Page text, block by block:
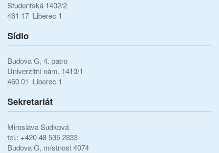
Studentská 1402/2
461 17 Liberec 1
Sídlo
Budova G, 4. patro
Univerzitní nám. 1410/1
460 01 Liberec 1
Sekretariát
Miroslava Sudková
tel.: +420 48 535 2833
Budova G, místnost 4074